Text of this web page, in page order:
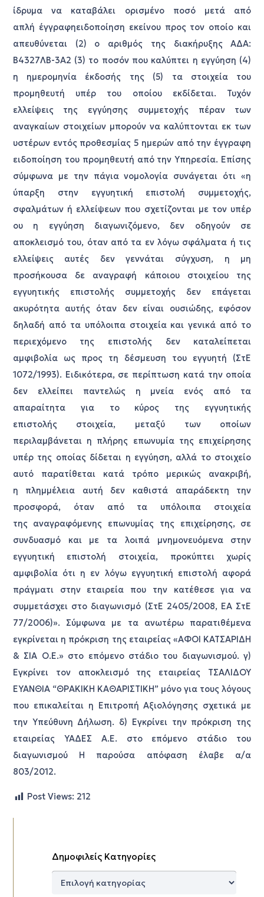
ίδρυμα να καταβάλει ορισμένο ποσό μετά από
απλή έγγραφηειδοποίηση εκείνου προς τον οποίο και
απευθύνεται (2) ο αριθμός της διακήρυξης ΑΔΑ:
Β4327ΛΒ-3Α2 (3) το ποσόν που καλύπτει η εγγύηση (4)
η ημερομηνία έκδοσής της (5) τα στοιχεία του
προμηθευτή υπέρ του οποίου εκδίδεται. Τυχόν
ελλείψεις της εγγύησης συμμετοχής πέραν των
αναγκαίων στοιχείων μπορούν να καλύπτονται εκ των
υστέρων εντός προθεσμίας 5 ημερών από την έγγραφη
ειδοποίηση του προμηθευτή από την Υπηρεσία. Επίσης
σύμφωνα με την πάγια νομολογία συνάγεται ότι «η
ύπαρξη στην εγγυητική επιστολή συμμετοχής,
σφαλμάτων ή ελλείψεων που σχετίζονται με τον υπέρ
ου η εγγύηση διαγωνιζόμενο, δεν οδηγούν σε
αποκλεισμό του, όταν από τα εν λόγω σφάλματα ή τις
ελλείψεις αυτές δεν γεννάται σύγχυση, η μη
προσήκουσα δε αναγραφή κάποιου στοιχείου της
εγγυητικής επιστολής συμμετοχής δεν επάγεται
ακυρότητα αυτής όταν δεν είναι ουσιώδης, εφόσον
δηλαδή από τα υπόλοιπα στοιχεία και γενικά από το
περιεχόμενο της επιστολής δεν καταλείπεται
αμφιβολία ως προς τη δέσμευση του εγγυητή (ΣτΕ
1072/1993). Ειδικότερα, σε περίπτωση κατά την οποία
δεν ελλείπει παντελώς η μνεία ενός από τα
απαραίτητα για το κύρος της εγγυητικής
επιστολής στοιχεία, μεταξύ των οποίων
περιλαμβάνεται η πλήρης επωνυμία της επιχείρησης
υπέρ της οποίας δίδεται η εγγύηση, αλλά το στοιχείο
αυτό παρατίθεται κατά τρόπο μερικώς ανακριβή,
η πλημμέλεια αυτή δεν καθιστά απαράδεκτη την
προσφορά, όταν από τα υπόλοιπα στοιχεία
της αναγραφόμενης επωνυμίας της επιχείρησης, σε
συνδυασμό και με τα λοιπά μνημονευόμενα στην
εγγυητική επιστολή στοιχεία, προκύπτει χωρίς
αμφιβολία ότι η εν λόγω εγγυητική επιστολή αφορά
πράγματι στην εταιρεία που την κατέθεσε για να
συμμετάσχει στο διαγωνισμό (ΣτΕ 2405/2008, ΕΑ ΣτΕ
77/2006)». Σύμφωνα με τα ανωτέρω παρατιθέμενα
εγκρίνεται η πρόκριση της εταιρείας «ΑΦΟΙ ΚΑΤΣΑΡΙΔΗ
& ΣΙΑ Ο.Ε.» στο επόμενο στάδιο του διαγωνισμού. γ)
Εγκρίνει τον αποκλεισμό της εταιρείας ΤΣΑΛΙΔΟΥ
ΕΥΑΝΘΙΑ “ΘΡΑΚΙΚΗ ΚΑΘΑΡΙΣΤΙΚΗ” μόνο για τους λόγους
που επικαλείται η Επιτροπή Αξιολόγησης σχετικά με
την Υπεύθυνη Δήλωση. δ) Εγκρίνει την πρόκριση της
εταιρείας ΥΑΔΕΣ Α.Ε. στο επόμενο στάδιο του
διαγωνισμού Η παρούσα απόφαση έλαβε α/α
803/2012.
Post Views: 212
Δημοφιλείς Κατηγορίες
Δημοφιλείς